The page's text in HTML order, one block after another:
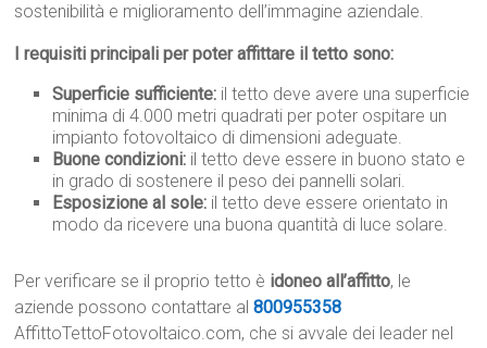
sostenibilità e miglioramento dell’immagine aziendale.
I requisiti principali per poter affittare il tetto sono:
Superficie sufficiente: il tetto deve avere una superficie
minima di 4.000 metri quadrati per poter ospitare un
impianto fotovoltaico di dimensioni adeguate.
Buone condizioni: il tetto deve essere in buono stato e
in grado di sostenere il peso dei pannelli solari.
Esposizione al sole: il tetto deve essere orientato in
modo da ricevere una buona quantità di luce solare.
Per verificare se il proprio tetto è idoneo all’affitto, le
aziende possono contattare al800955358
AffittoTettoFotovoltaico.com, che si avvale dei leader nel